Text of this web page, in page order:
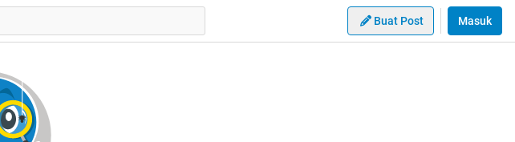
Buat Post Masuk